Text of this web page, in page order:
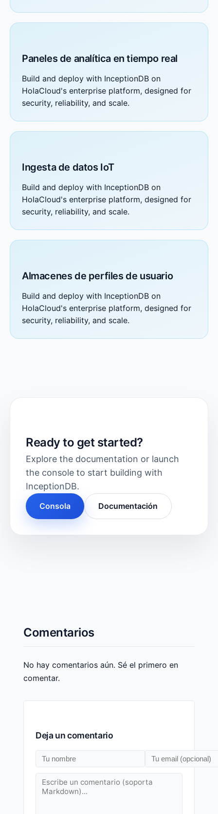
Paneles de analítica en tiempo real
Build and deploy with InceptionDB on
HolaCloud's enterprise platform, designed for
security, reliability, and scale.
Ingesta de datos IoT
Build and deploy with InceptionDB on
HolaCloud's enterprise platform, designed for
security, reliability, and scale.
Almacenes de perfiles de usuario
Build and deploy with InceptionDB on
HolaCloud's enterprise platform, designed for
security, reliability, and scale.
Ready to get started?
Explore the documentation or launch
the console to start building with
InceptionDB.
Consola Documentación
Comentarios
No hay comentarios aún. Sé el primero en
comentar.
Deja un comentario